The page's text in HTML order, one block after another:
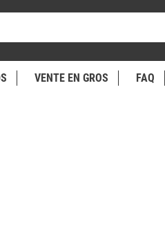
VENTE EN GROS FAQ